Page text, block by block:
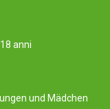
anni
und Mädchen